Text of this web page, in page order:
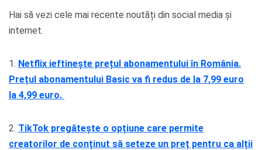
Hai să vezi cele mai recente noutăți din social media și
internet.
1. Netflix ieftinește prețul abonamentului în România.
Prețul abonamentului Basic va fi redus de la 7,99 euro
la 4,99 euro.
2. TikTok pregătește o opțiune care permite
creatorilor de conținut să seteze un preț pentru ca alții